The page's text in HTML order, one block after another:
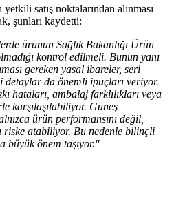
satış noktalarından alınması
şunları kaydetti:
ürünün Sağlık Bakanlığı Ürün
kontrol edilmeli. Bunun yanı
gereken yasal ibareler, seri
detaylar da önemli ipuçları veriyor.
hataları, ambalaj farklılıkları veya
karşılaşılabiliyor. Güneş
ürün performansını değil,
riske atabiliyor. Bu nedenle bilinçli
büyük önem taşıyor."